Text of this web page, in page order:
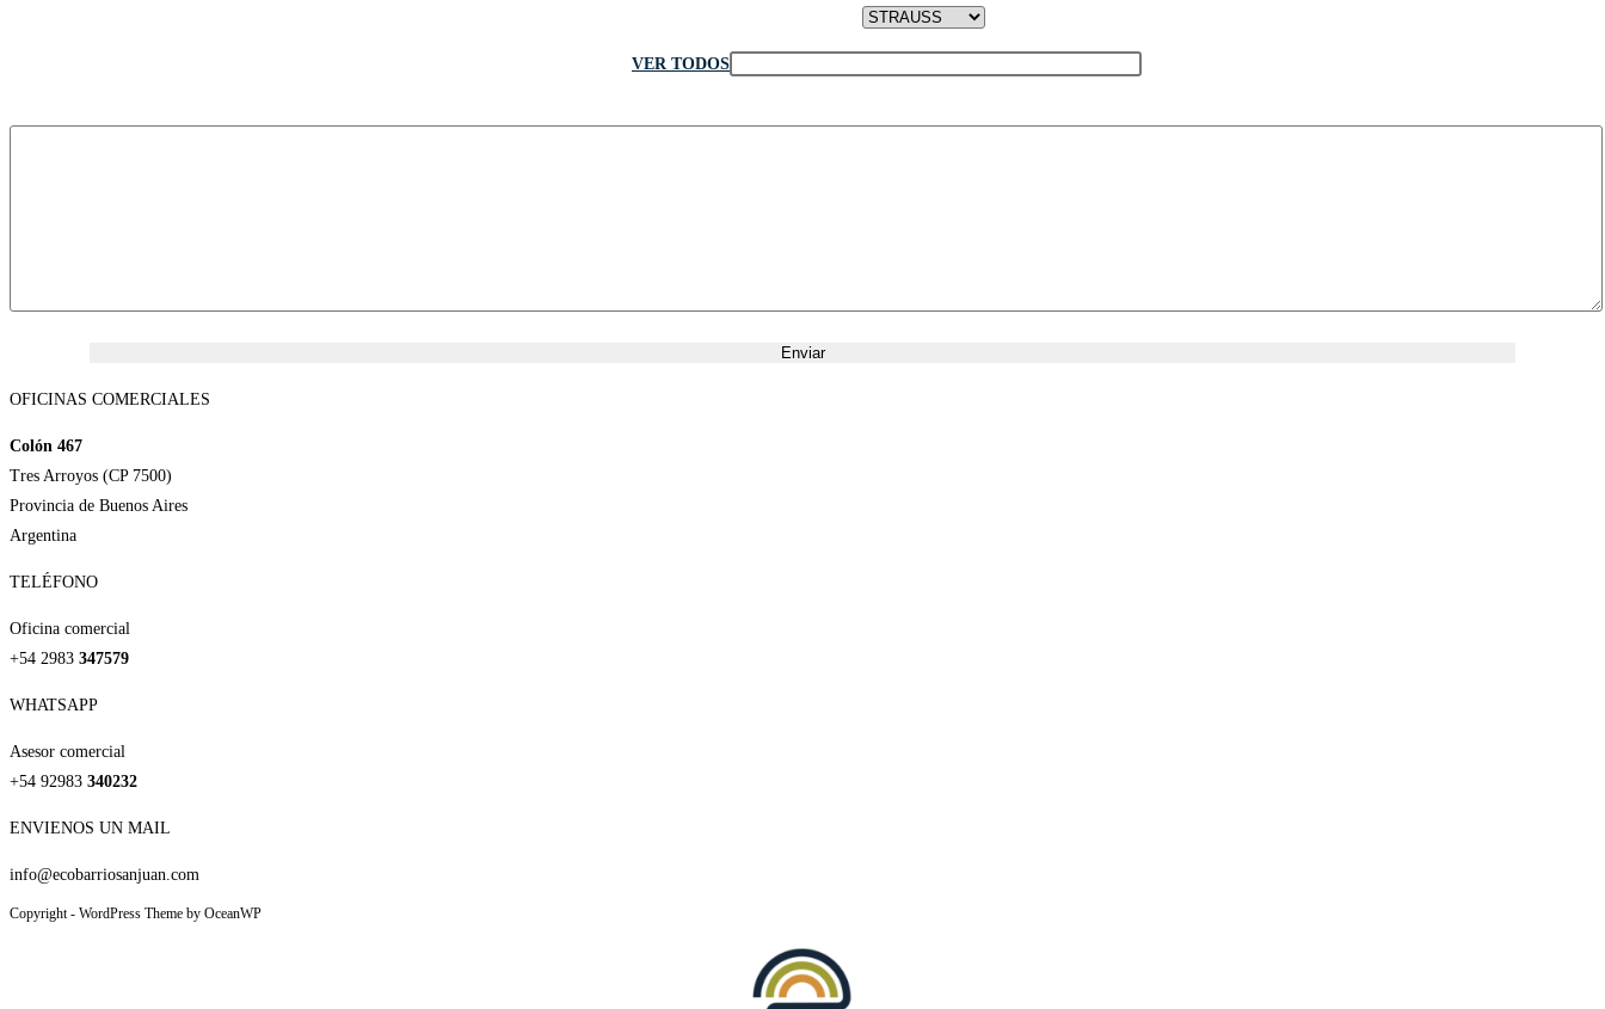
VER TODOS
OFICINAS COMERCIALES
Colón 467
Tres Arroyos (CP 7500)
Provincia de Buenos Aires
Argentina
TELÉFONO
Oficina comercial
+54 2983 347579
WHATSAPP
Asesor comercial
+54 92983 340232
ENVIENOS UN MAIL
info@ecobarriosanjuan.com
Copyright - WordPress Theme by OceanWP